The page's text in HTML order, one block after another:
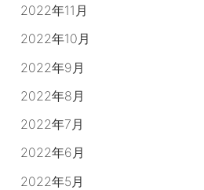
2022年11月
2022年10月
2022年9月
2022年8月
2022年7月
2022年6月
2022年5月